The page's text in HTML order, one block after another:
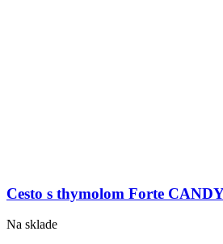
Cesto s thymolom Forte
Na sklade